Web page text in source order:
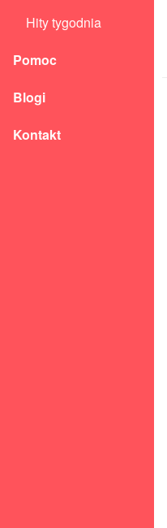
Hity tygodnia
Pomoc
Blogi
Kontakt